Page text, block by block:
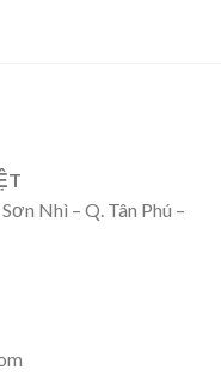
Nhì – Q. Tân Phú –